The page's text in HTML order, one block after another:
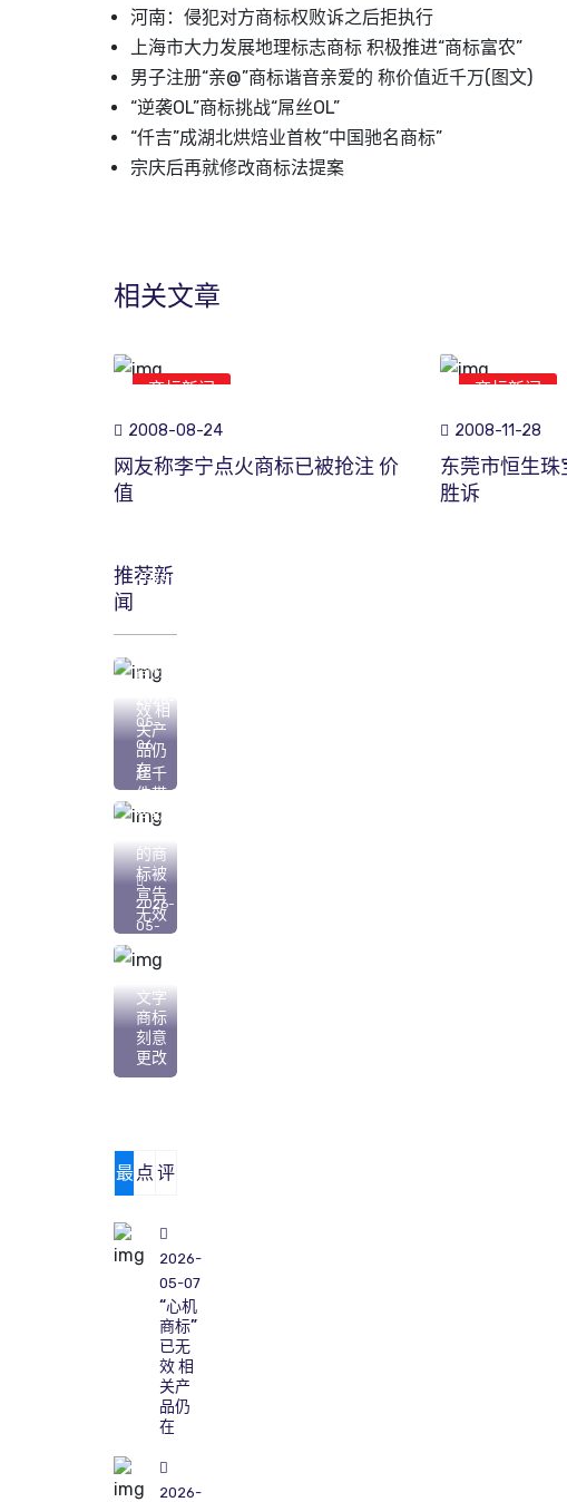
河南：侵犯对方商标权败诉之后拒执行
上海市大力发展地理标志商标 积极推进“商标富农”
男子注册“亲@”商标谐音亲爱的 称价值近千万(图文)
“逆袭OL”商标挑战“屌丝OL”
“仟吉”成湖北烘焙业首枚“中国驰名商标”
宗庆后再就修改商标法提案
相关文章
商标新闻
2008-08-24
网友称李宁点火商标已被抢注 价
值
商标新闻
2008-11-28
东莞市恒生
胜诉
推荐新
闻
2026-
商标”
效 相
关产
品仍
在
05-
06
超千
件带
有欺
的商
标被
宣告
无效
2026-
05-
文字
商标
刻意
更改
最 点 评
2026-
05-07
“心机
商标”
已无
效 相
关产
品仍
在
2026-